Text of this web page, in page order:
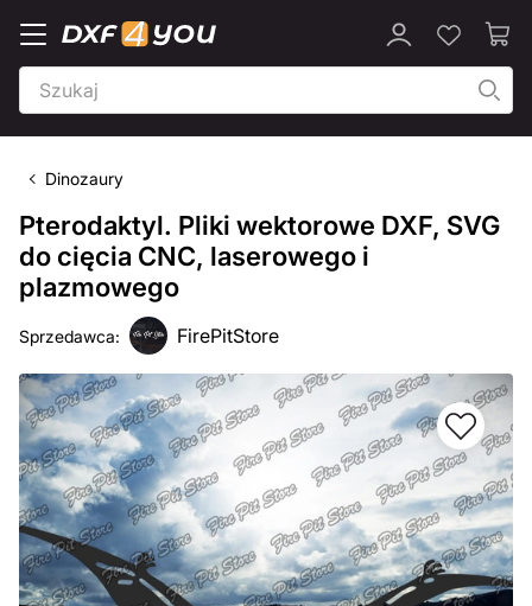
Dinozaury
Pterodaktyl. Pliki wektorowe DXF, SVG
do cięcia CNC, laserowego i
plazmowego
Sprzedawca: FirePitStore